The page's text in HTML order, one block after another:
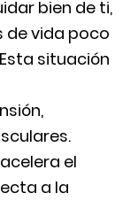
bien de ti,
vida poco
situación
el
a la